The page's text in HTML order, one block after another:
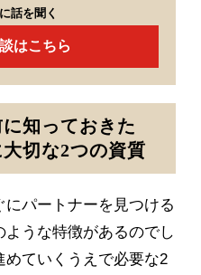
話を聞く
はこちら
知っておきた
切な2つの資質
パートナーを見つける
うな特徴があるのでし
めていくうえで必要な2